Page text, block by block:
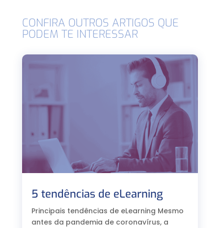
CONFIRA OUTROS ARTIGOS QUE
PODEM TE INTERESSAR
5 tendências de eLearning
Principais tendências de eLearning Mesmo
antes da pandemia de coronavírus, a